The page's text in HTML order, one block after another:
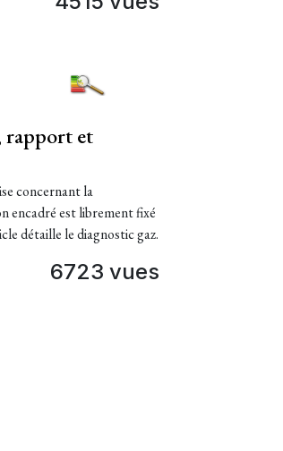
rapport et
concernant la
encadré est librement fixé
détaille le diagnostic gaz.
6723 vues